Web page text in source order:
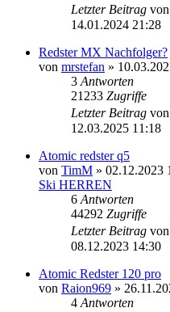
Letzter Beitrag von
14.01.2024 21:28
Redster MX Nachfolger?
von mrstefan »
3 Antworten
21233 Zugriffe
Letzter Beitrag von
12.03.2025 11:18
Atomic redster q5
von TimM » 02.12.2023
Ski HERREN
6 Antworten
44292 Zugriffe
Letzter Beitrag von
08.12.2023 14:30
Atomic Redster 120 pro
von Raion969 »
4 Antworten